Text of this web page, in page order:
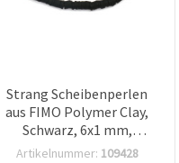
Strang Scheibenperlen
aus FIMO Polymer Clay,
Schwarz, 6x1 mm,
Bohrung: 2 mm, ca. 320
Artikelnummer: 109428